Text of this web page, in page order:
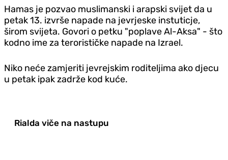
Hamas je pozvao muslimanski i arapski svijet da u
petak 13. izvrše napade na jevrjeske instuticje,
širom svijeta. Govori o petku "poplave Al-Aksa" - što
kodno ime za terorističke napade na Izrael.
Niko neće zamjeriti jevrejskim roditeljima ako djecu
u petak ipak zadrže kod kuće.
Rialda viče na nastupu